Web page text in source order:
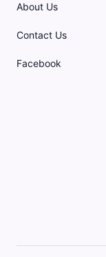
About Us
Contact Us
Facebook